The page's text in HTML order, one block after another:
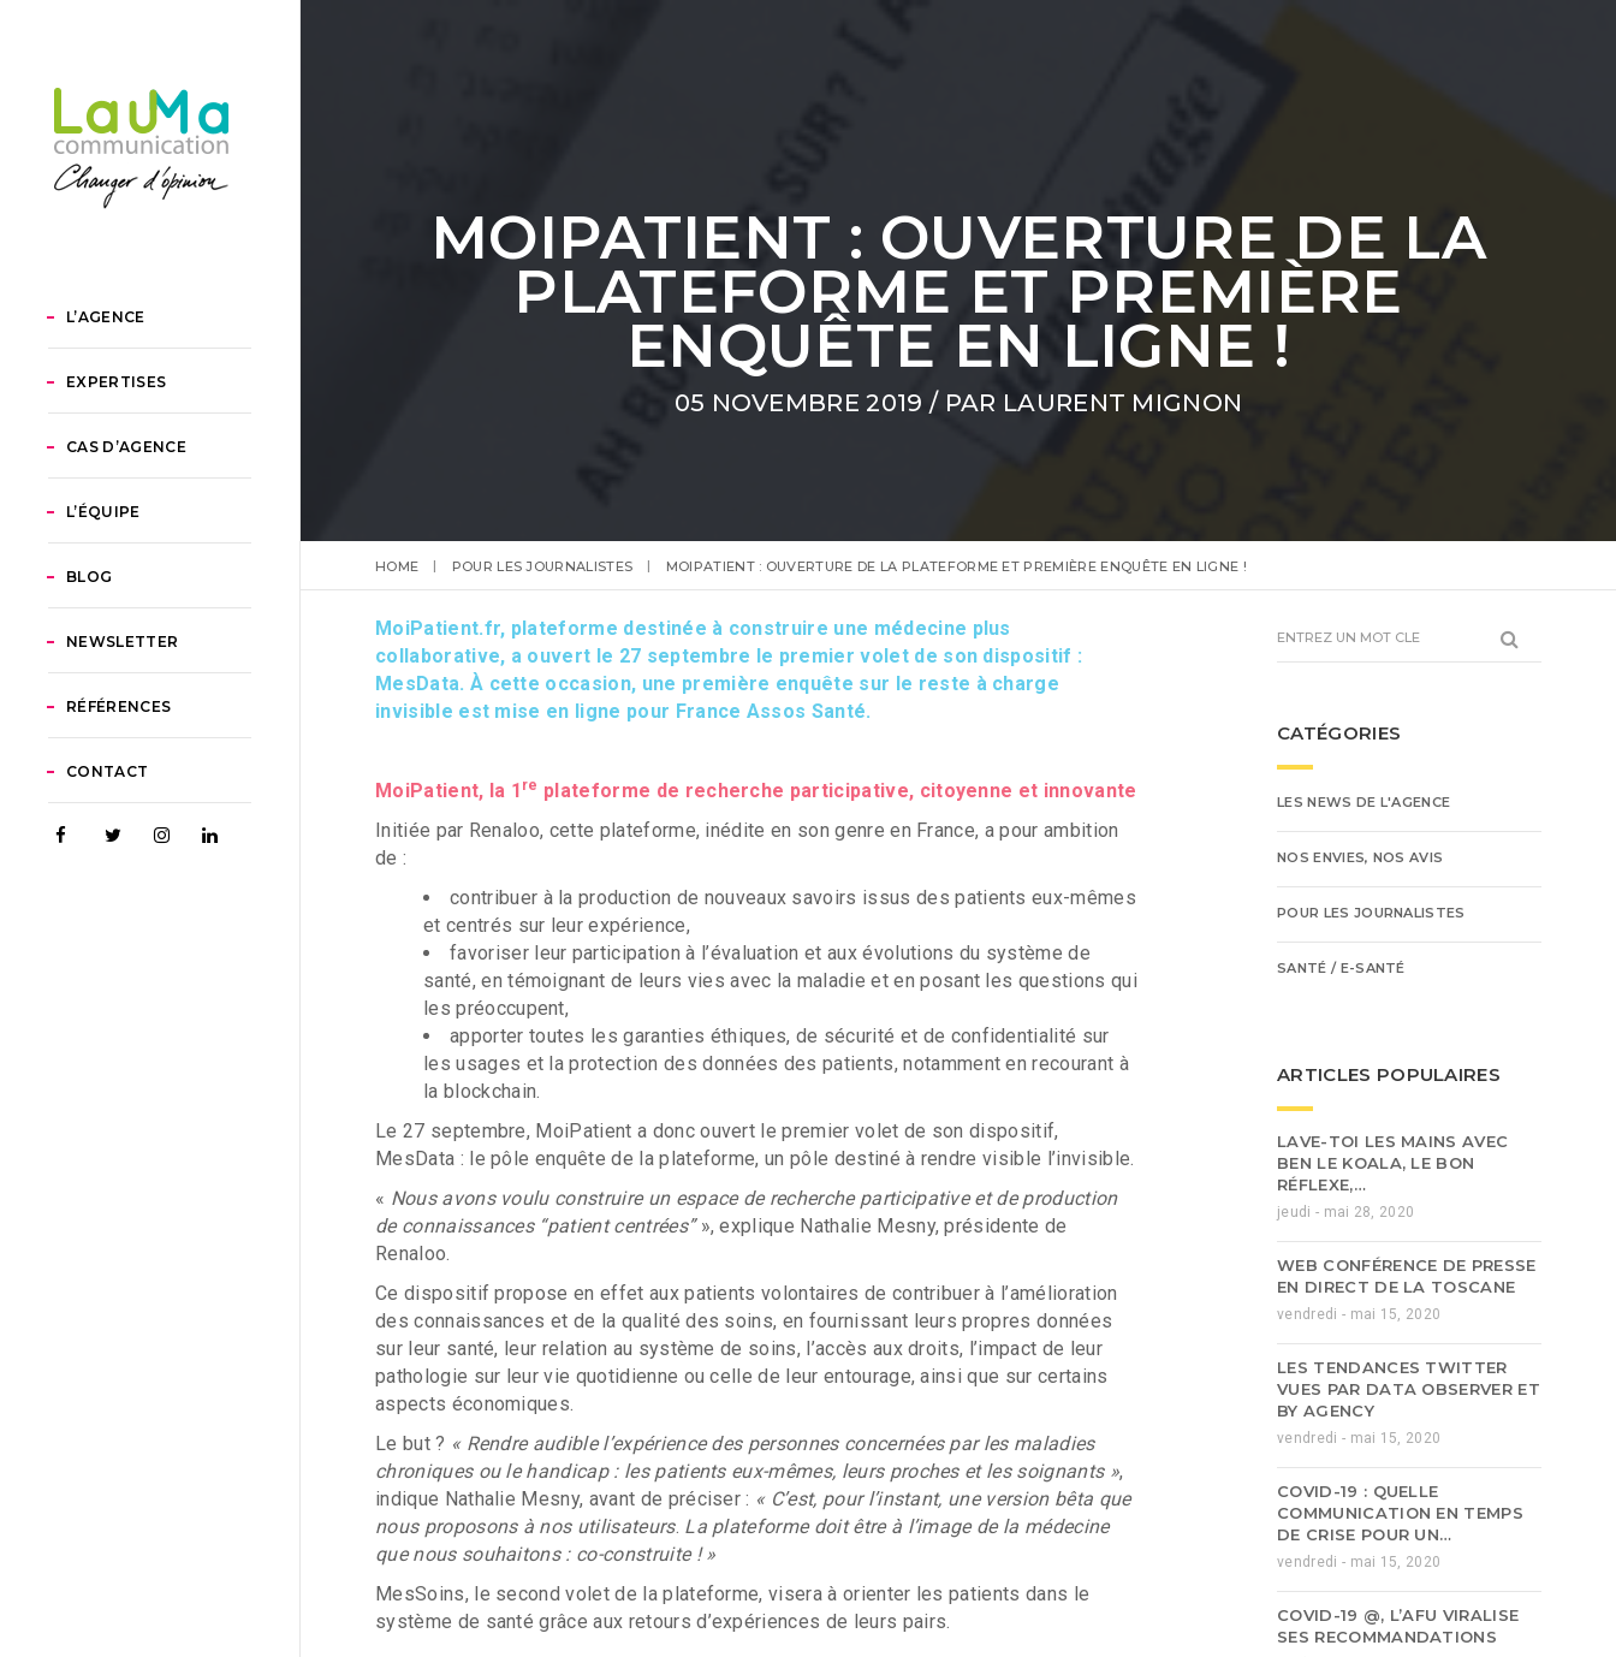
L’AGENCE
EXPERTISES
CAS D’AGENCE
L’ÉQUIPE
BLOG
NEWSLETTER
RÉFÉRENCES
CONTACT
MOIPATIENT : OUVERTURE DE LA
PLATEFORME ET PREMIÈRE
ENQUÊTE EN LIGNE !
05 NOVEMBRE 2019 / PAR LAURENT MIGNON
HOME POUR LES JOURNALISTES MOIPATIENT : OUVERTURE DE LA PLATEFORME ET PREMIÈRE ENQUÊTE EN LIGNE !
MoiPatient.fr, plateforme destinée à construire une médecine plus
collaborative, a ouvert le 27 septembre le premier volet de son dispositif :
MesData. À cette occasion, une première enquête sur le reste à charge
invisible est mise en ligne pour France Assos Santé.
MoiPatient, la 1 re plateforme de recherche participative, citoyenne et innovante
Initiée par Renaloo, cette plateforme, inédite en son genre en France, a pour ambition
de :
contribuer à la production de nouveaux savoirs issus des patients eux-mêmes
et centrés sur leur expérience,
favoriser leur participation à l’évaluation et aux évolutions du système de
santé, en témoignant de leurs vies avec la maladie et en posant les questions qui
les préoccupent,
apporter toutes les garanties éthiques, de sécurité et de confidentialité sur
les usages et la protection des données des patients, notamment en recourant à
la blockchain.
Le 27 septembre, MoiPatient a donc ouvert le premier volet de son dispositif,
MesData : le pôle enquête de la plateforme, un pôle destiné à rendre visible l’invisible.
« Nous avons voulu construire un espace de recherche participative et de production
de connaissances “patient centrées”», explique Nathalie Mesny, présidente de
Renaloo.
Ce dispositif propose en effet aux patients volontaires de contribuer à l’amélioration
des connaissances et de la qualité des soins, en fournissant leurs propres données
sur leur santé, leur relation au système de soins, l’accès aux droits, l’impact de leur
pathologie sur leur vie quotidienne ou celle de leur entourage, ainsi que sur certains
aspects économiques.
Le but ? « Rendre audible l’expérience des personnes concernées par les maladies
chroniques ou le handicap : les patients eux-mêmes, leurs proches et les soignants »,
indique Nathalie Mesny, avant de préciser : « C’est, pour l’instant, une version bêta que
nous proposons à nos utilisateurs. La plateforme doit être à l’image de la médecine
que nous souhaitons : co-construite ! »
MesSoins, le second volet de la plateforme, visera à orienter les patients dans le
système de santé grâce aux retours d’expériences de leurs pairs.
CATÉGORIES
LES NEWS DE L'AGENCE
NOS ENVIES, NOS AVIS
POUR LES JOURNALISTES
SANTÉ / E-SANTÉ
ARTICLES POPULAIRES
LAVE-TOI LES MAINS AVEC
BEN LE KOALA, LE BON
RÉFLEXE,…
jeudi - mai 28, 2020
WEB CONFÉRENCE DE PRESSE
EN DIRECT DE LA TOSCANE
vendredi - mai 15, 2020
LES TENDANCES TWITTER
VUES PAR DATA OBSERVER ET
BY AGENCY
vendredi - mai 15, 2020
COVID-19 : QUELLE
COMMUNICATION EN TEMPS
DE CRISE POUR UN…
vendredi - mai 15, 2020
COVID-19 @, L’AFU VIRALISE
SES RECOMMANDATIONS